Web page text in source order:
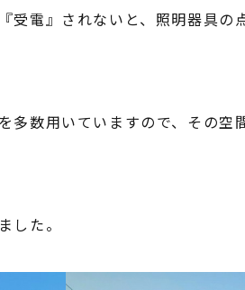
受電』されないと、照明器具の
数用いていますので、その空
した。